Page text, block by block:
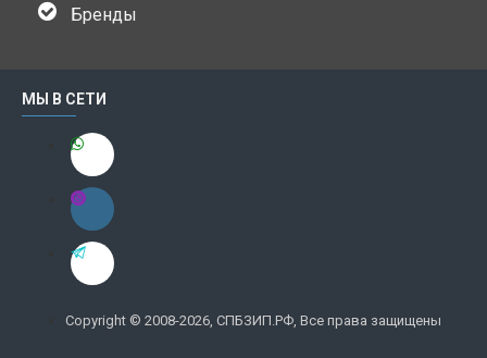
Бренды
МЫ В СЕТИ
Copyright © 2008-2026, СПБЗИП.РФ, Все права защищены